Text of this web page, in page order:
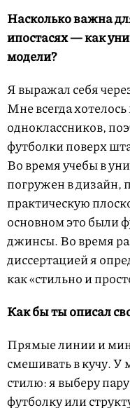
Насколько важна
ипостасях — как
модели?
Я выражал себя
Мне всегда
одноклассников,
футболки поверх
Во время учебы в
погружен в дизайн,
практическую
основном это были
джинсы. Во время
диссертацией я
как «стильно и
Как бы ты описал
Прямые линии и
смешивать в кучу. У
стилю: я выберу
футболку или